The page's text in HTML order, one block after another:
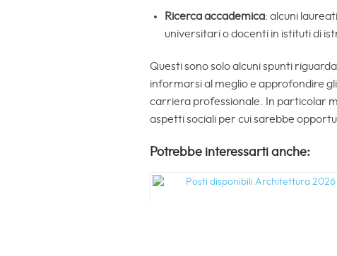
Ricerca accademica: alcuni
universitari o docenti in istituti di
Questi sono solo alcuni spunti
informarsi al meglio e approfondire
carriera professionale. In particolar
aspetti sociali per cui sarebbe
Potrebbe interessarti anche: